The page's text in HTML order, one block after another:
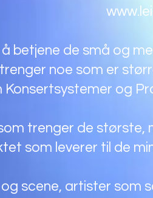
betjene de små og
noe som er
Konsertsystemer og
trenger de
som leverer til de
og scene, artister som